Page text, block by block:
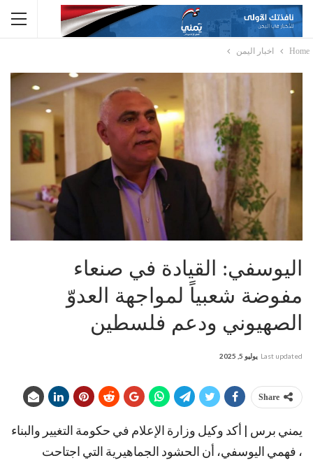
Home اخبار اليمن
اليوسفي: القيادة في صنعاء
مفوضة شعبياً لمواجهة العدوّ
الصهيوني ودعم فلسطين
Last updated يوليو 5, 2025
Share
يمني برس | أكد وكيل وزارة الإعلام في حكومة التغيير والبناء
، فهمي اليوسفي، أن الحشود الجماهيرية التي اجتاحت